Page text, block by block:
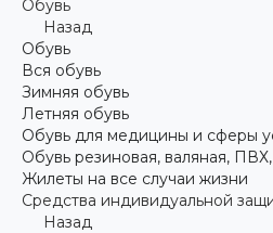
Обувь
Назад
Обувь
Вся обувь
Зимняя обувь
Летняя обувь
Обувь для медицины и сферы
Обувь резиновая, валяная,
Жилеты на все случаи жизни
Средства индивидуальной
Назад